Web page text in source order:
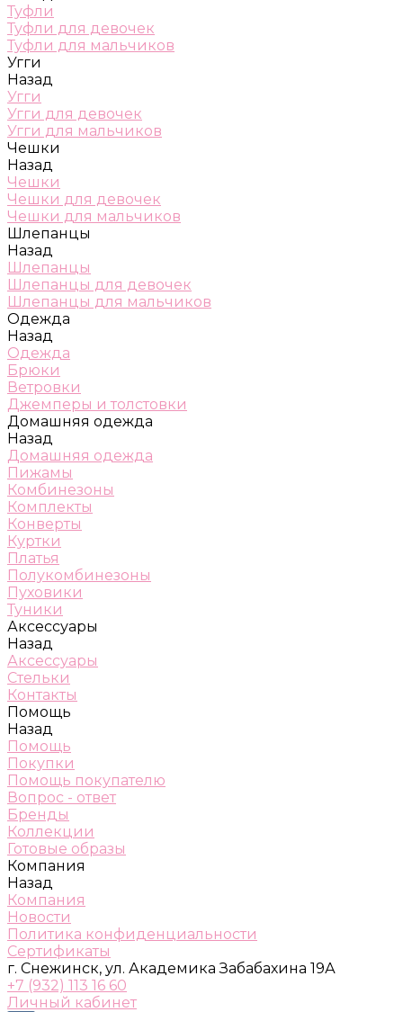
Туфли
Туфли для девочек
Туфли для мальчиков
Угги
Назад
Угги
Угги для девочек
Угги для мальчиков
Чешки
Назад
Чешки
Чешки для девочек
Чешки для мальчиков
Шлепанцы
Назад
Шлепанцы
Шлепанцы для девочек
Шлепанцы для мальчиков
Одежда
Назад
Одежда
Брюки
Ветровки
Джемперы и толстовки
Домашняя одежда
Назад
Домашняя одежда
Пижамы
Комбинезоны
Комплекты
Конверты
Куртки
Платья
Полукомбинезоны
Пуховики
Туники
Аксессуары
Назад
Аксессуары
Стельки
Контакты
Помощь
Назад
Помощь
Покупки
Помощь покупателю
Вопрос - ответ
Бренды
Коллекции
Готовые образы
Компания
Назад
Компания
Новости
Политика конфиденциальности
Сертификаты
г. Снежинск, ул. Академика Забабахина 19А
+7 (932) 113 16 60
Личный кабинет